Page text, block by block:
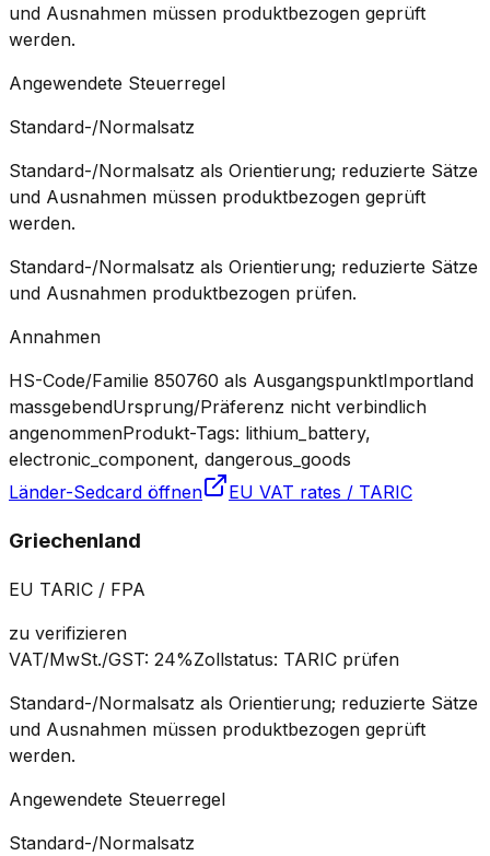
und Ausnahmen müssen produktbezogen geprüft
werden.
Angewendete Steuerregel
Standard-/Normalsatz
Standard-/Normalsatz als Orientierung; reduzierte Sätze
und Ausnahmen müssen produktbezogen geprüft
werden.
Standard-/Normalsatz als Orientierung; reduzierte Sätze
und Ausnahmen produktbezogen prüfen.
Annahmen
HS-Code/Familie 850760 als AusgangspunktImportland
massgebendUrsprung/Präferenz nicht verbindlich
angenommenProdukt-Tags: lithium_battery,
electronic_component, dangerous_goods
Länder-Sedcard öffnen
EU VAT rates / TARIC
Griechenland
EU TARIC / FPA
zu verifizieren
VAT/MwSt./GST: 24%Zollstatus: TARIC prüfen
Standard-/Normalsatz als Orientierung; reduzierte Sätze
und Ausnahmen müssen produktbezogen geprüft
werden.
Angewendete Steuerregel
Standard-/Normalsatz